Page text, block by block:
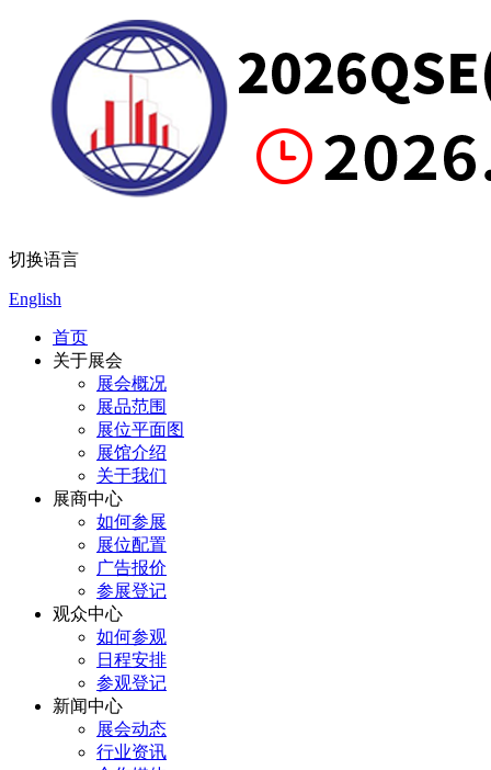
切换语言
English
首页
关于展会
展会概况
展品范围
展位平面图
展馆介绍
关于我们
展商中心
如何参展
展位配置
广告报价
参展登记
观众中心
如何参观
日程安排
参观登记
新闻中心
展会动态
行业资讯